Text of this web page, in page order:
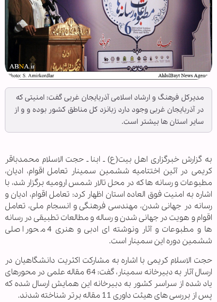
مدیركل فرهنگ و ارشاد اسلامی آذربایجان غربی گفت: امنیتی كه
در آذربایجان غربی وجود دارد زبانزد كل مناطق كشور بوده و و از
سایر استان ها بیشتر است.
به گزارش خبرگزاری اهل بیت(ع) ـ ابنا ـ حجت الاسلام محمدباقر
كریمی در آئین اختتامیه ششمین سمینار تعامل اقوام، ادیان،
مطبوعات و رسانه ها كه در محل تالار شمس ارومیه برگزار شد، با
اشاره به امنیت فوق العاده استان اظهار كرد: تعامل اقوام، ادیان و
رسانه در جهانی شدن، مهندسی فرهنگی و انسجام ملی، تعامل
اقوام و هویت در جهانی شدن و رساله و مطالعات تطبیقی در رسانه
ها و مطبوعات و آثار ونوشته ای ادبی و هنری 4 محور اصلی
ششمین دوره این سمینار است.
حجت الاسلام كریمی با اشاره به مشاركت اكثریت دانشگاهیان در
ارسال آثار به دبیرخانه سمینار، گفت: 64 مقاله علمی در محورهای
یاد شده از سراسر کشور به دبیرخانه این همایش ارسال شده که
پس از بررسی های هیئت داوری 11 مقاله برتر شناخته شدند.